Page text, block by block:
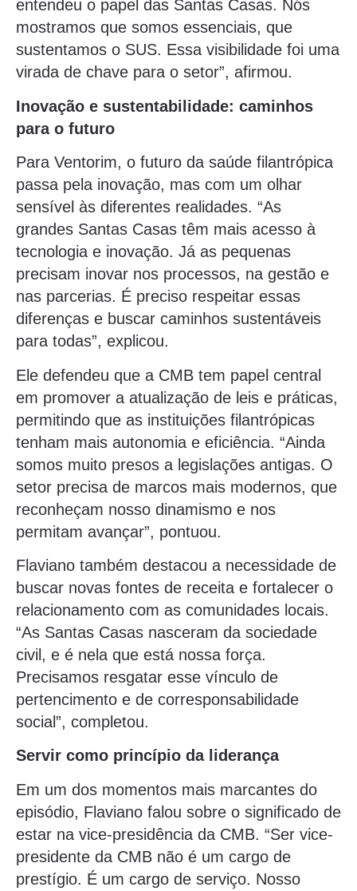
entendeu o papel das Santas Casas. Nós
mostramos que somos essenciais, que
sustentamos o SUS. Essa visibilidade foi uma
virada de chave para o setor”, afirmou.
Inovação e sustentabilidade: caminhos
para o futuro
Para Ventorim, o futuro da saúde filantrópica
passa pela inovação, mas com um olhar
sensível às diferentes realidades. “As
grandes Santas Casas têm mais acesso à
tecnologia e inovação. Já as pequenas
precisam inovar nos processos, na gestão e
nas parcerias. É preciso respeitar essas
diferenças e buscar caminhos sustentáveis
para todas”, explicou.
Ele defendeu que a CMB tem papel central
em promover a atualização de leis e práticas,
permitindo que as instituições filantrópicas
tenham mais autonomia e eficiência. “Ainda
somos muito presos a legislações antigas. O
setor precisa de marcos mais modernos, que
reconheçam nosso dinamismo e nos
permitam avançar”, pontuou.
Flaviano também destacou a necessidade de
buscar novas fontes de receita e fortalecer o
relacionamento com as comunidades locais.
“As Santas Casas nasceram da sociedade
civil, e é nela que está nossa força.
Precisamos resgatar esse vínculo de
pertencimento e de corresponsabilidade
social”, completou.
Servir como princípio da liderança
Em um dos momentos mais marcantes do
episódio, Flaviano falou sobre o significado de
estar na vice-presidência da CMB. “Ser vice-
presidente da CMB não é um cargo de
prestígio. É um cargo de serviço. Nosso